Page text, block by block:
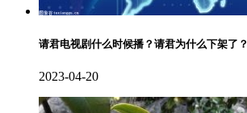
请君电视剧什么时候播？请君为什么下架了？
2023-04-20